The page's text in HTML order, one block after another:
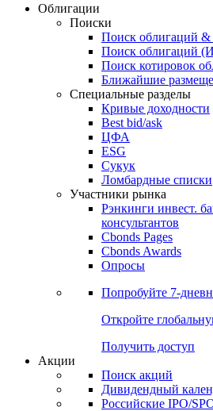
Облигации
Поиски
Поиск облигаций
Поиск облигаций
Поиск котировок
Ближайшие
Специальные разделы
Кривые доходности
Best bid/ask
ЦФА
ESG
Сукук
Ломбардные списки
Участники рынка
Рэнкинги инвест.
консультантов
Cbonds Pages
Cbonds Awards
Опросы
Попробуйте 7-
Откройте
Получить доступ
Акции
Поиск акций
Дивидендный
Российские IPO/